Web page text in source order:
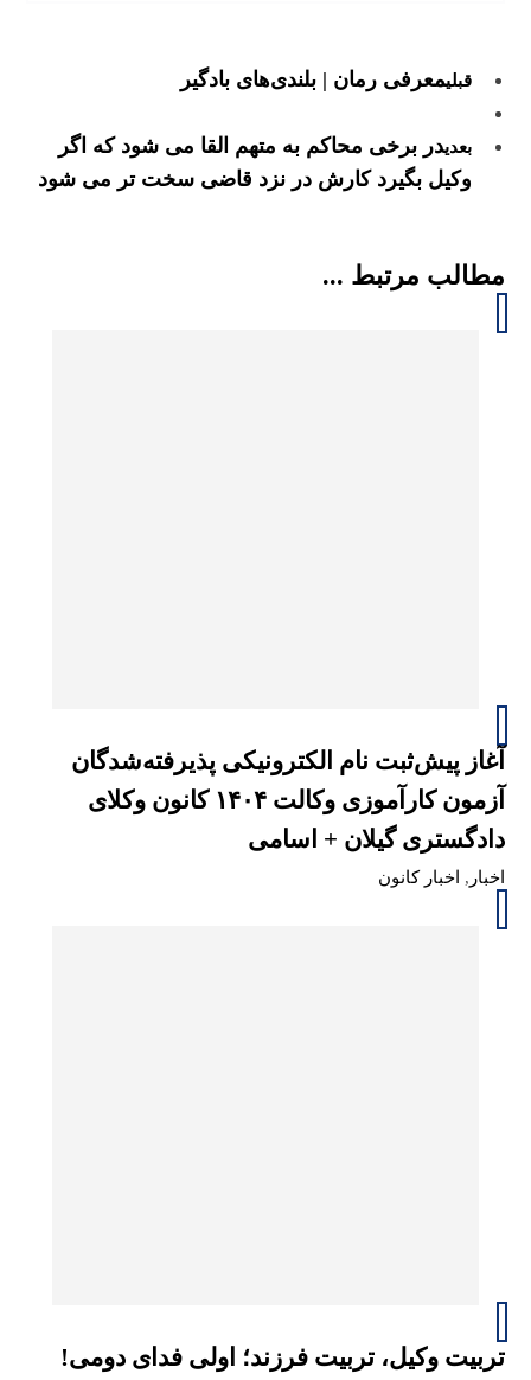
قبلیمعرفی رمان | بلندی‌های بادگیر
بعدیدر برخی محاکم به متهم القا می شود که اگر
وکیل بگیرد کارش در نزد قاضی سخت تر می شود
مطالب مرتبط ...
آغاز پیش‌ثبت نام الکترونیکی پذیرفته‌شدگان
آزمون کارآموزی وکالت ۱۴۰۴ کانون وکلای
دادگستری گیلان + اسامی
اخبار , اخبار کانون
تربیت وکیل، تربیت فرزند؛ اولی فدای دومی!